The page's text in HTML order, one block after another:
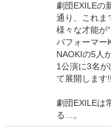
劇団EXILEの
通り、これま
様々な才能が
パフォーマー
NAOKIの5人
1公演に3名が
て展開します!!
劇団EXILEは
る…。